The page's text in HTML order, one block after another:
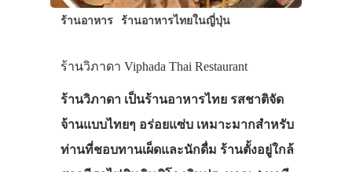
ร้านอาหาร ร้านอาหารไทยในญี่ปุ่น
ร้านวิภาดา Viphada Thai Restaurant
ร้านวิภาดา เป็นร้านอาหารไทย รสชาติจัด
จ้านแบบไทยๆ อร่อยแซ่บ เหมาะมากสำหรับ
ท่านที่ชอบทานเผ็ดและนักดื่ม ร้านตั้งอยู่ใกล้